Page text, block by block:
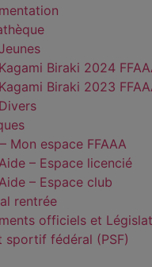
Jeunes
Kagami Biraki 2024
Kagami Biraki 2023
Divers
Mon espace FFAAA
– Espace licencié
– Espace club
rentrée
officiels et
sportif fédéral (PSF)